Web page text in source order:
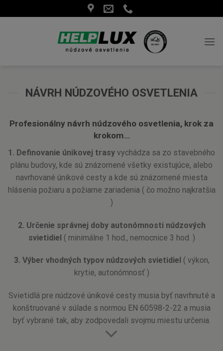
to
NÁVRH NÚDZOVÉHO OSVETLENIA
Profesionálny návrh núdzového osvetlenia, krok za
krokom…
1. Definovanie únikovej trasy vychádza sa zo stavebného
plánu budovy, kde sú znázornené všetky existujúce, alebo
navrhované únikové cesty a kde sú znázornené miesta
hlásenia požiaru a požiarne zariadenia ( čo možno najkratšia
)
2. Určenie správnej doby autonómnosti núdzových
svietidiel ( minimálne 1 hod., nemocnice 3 hod. )
3. Výber vhodných typov núdzových svietidiel ( výkon,
krytie, autonómnosť )
Svietidlá pre núdzové únikové cesty musia byť navrhnuté a
konštruované v súlade s normou EN 60598-2-22 a musia
byť vybrané tak, aby zodpovedali svojmu miestu určenia.